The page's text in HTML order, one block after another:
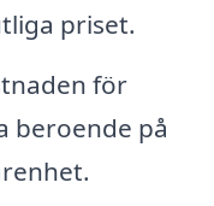
priset.
för
beroende på